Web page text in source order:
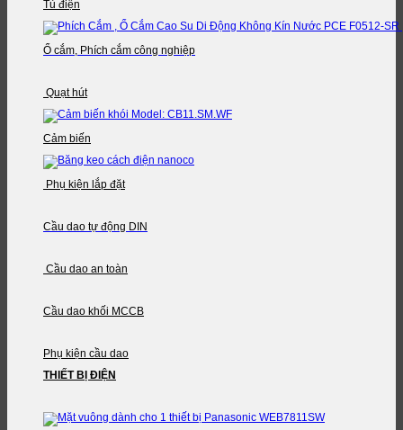
Tủ điện
Ổ cắm, Phích cắm công nghiệp
Quạt hút
Cảm biến
Phụ kiện lắp đặt
Cầu dao tự động DIN
Cầu dao an toàn
Cầu dao khối MCCB
Phụ kiện cầu dao
THIẾT BỊ ĐIỆN